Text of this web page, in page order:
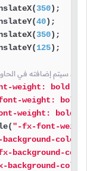
350);
40);
350);
125);
شيء سيتم إضافته في
weight: bold; -
weight:
weight: bold;
"-fx-font-
background-
background-